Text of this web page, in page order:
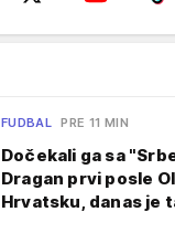
FUDBAL PRE 11 MIN
Dočekali ga sa
Dragan prvi posle
Hrvatsku, danas je